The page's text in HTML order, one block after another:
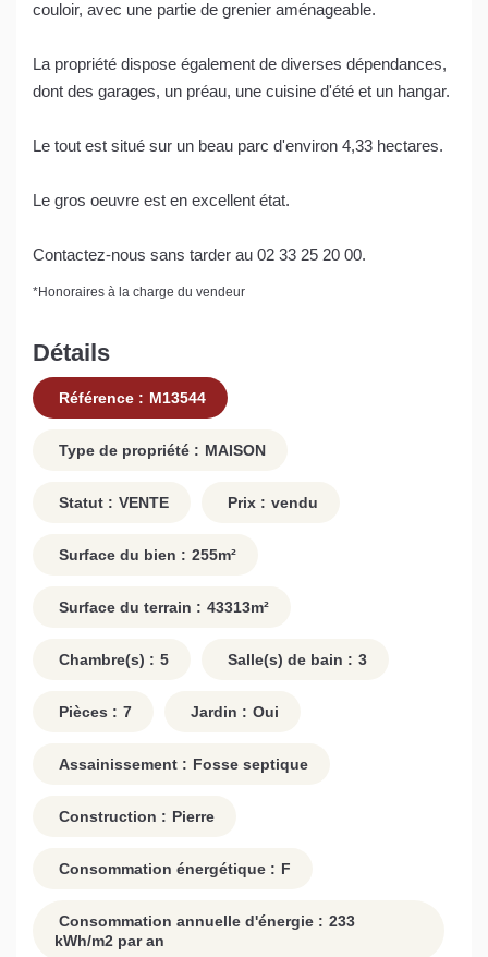
couloir, avec une partie de grenier aménageable.
La propriété dispose également de diverses dépendances,
dont des garages, un préau, une cuisine d'été et un hangar.
Le tout est situé sur un beau parc d'environ 4,33 hectares.
Le gros oeuvre est en excellent état.
Contactez-nous sans tarder au 02 33 25 20 00.
*Honoraires à la charge du vendeur
Détails
Référence : M13544
Type de propriété : MAISON
Statut : VENTE Prix : vendu
Surface du bien : 255m²
Surface du terrain : 43313m²
Chambre(s) : 5 Salle(s) de bain : 3
Pièces : 7 Jardin : Oui
Assainissement : Fosse septique
Construction : Pierre
Consommation énergétique : F
Consommation annuelle d'énergie : 233
kWh/m2 par an